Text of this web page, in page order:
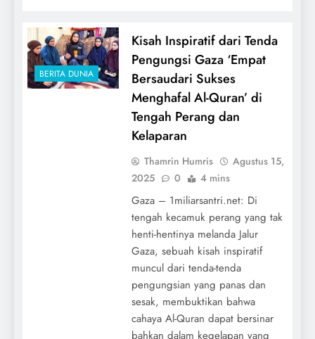
BERITA DUNIA
Kisah Inspiratif dari Tenda
Pengungsi Gaza ‘Empat
Bersaudari Sukses
Menghafal Al-Quran’ di
Tengah Perang dan
Kelaparan
Thamrin Humris
Agustus 15,
2025
0 4 mins
Gaza – 1miliarsantri.net: Di
tengah kecamuk perang yang tak
henti-hentinya melanda Jalur
Gaza, sebuah kisah inspiratif
muncul dari tenda-tenda
pengungsian yang panas dan
sesak, membuktikan bahwa
cahaya Al-Quran dapat bersinar
bahkan dalam kegelapan yang